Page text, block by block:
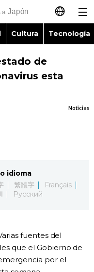
日本語
English
Русский
Cultura Tecnología
de
esta
Noticias
idioma
繁體字
Français
Русский
fuentes del
que el Gobierno de
por el